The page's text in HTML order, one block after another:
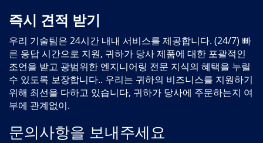
즉시 견적 받기
우리 기술팀은 24시간 내내 서비스를 제공합니다. (24/7) 빠
른 응답 시간으로 지원, 귀하가 당사 제품에 대한 포괄적인
조언을 받고 광범위한 엔지니어링 전문 지식의 혜택을 누릴
수 있도록 보장합니다.. 우리는 귀하의 비즈니스를 지원하기
위해 최선을 다하고 있습니다, 귀하가 당사에 주문하는지 여
부에 관계없이.
문의사항을 보내주세요